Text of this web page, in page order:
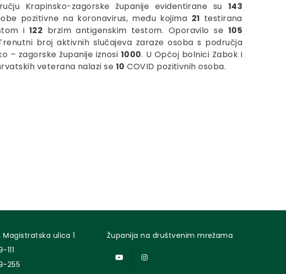
Krapinsko-zagorske županije evidentirane su 143
pozitivne na koronavirus, među kojima 21 testirana
i 122 brzim antigenskim testom. Oporavilo se 105
broj aktivnih slučajeva zaraze osoba s područja
– zagorske županije iznosi 1000. U Općoj bolnici Zabok i
veterana nalazi se 10 COVID pozitivnih osoba.
Magistratska ulica 1
255
Županija na društvenim mrežama